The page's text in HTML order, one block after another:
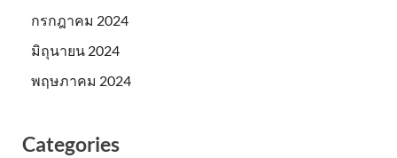
กรกฎาคม 2024
มิถุนายน 2024
พฤษภาคม 2024
Categories